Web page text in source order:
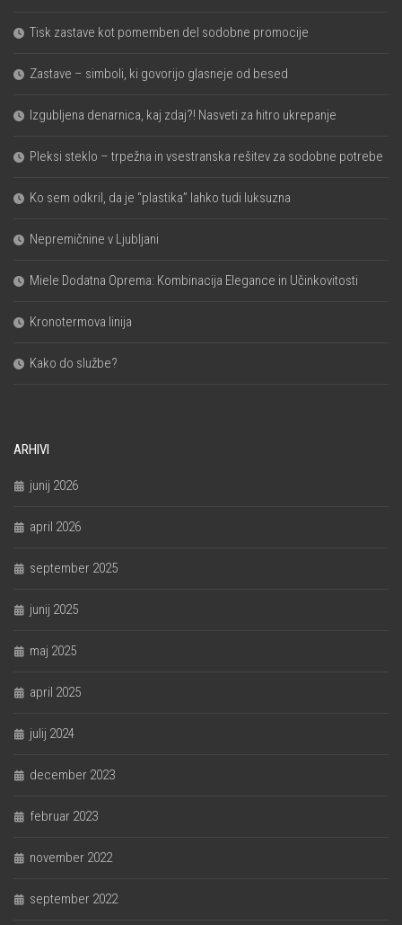
Tisk zastave kot pomemben del sodobne promocije
Zastave – simboli, ki govorijo glasneje od besed
Izgubljena denarnica, kaj zdaj?! Nasveti za hitro ukrepanje
Pleksi steklo – trpežna in vsestranska rešitev za sodobne potrebe
Ko sem odkril, da je “plastika” lahko tudi luksuzna
Nepremičnine v Ljubljani
Miele Dodatna Oprema: Kombinacija Elegance in Učinkovitosti
Kronotermova linija
Kako do službe?
ARHIVI
junij 2026
april 2026
september 2025
junij 2025
maj 2025
april 2025
julij 2024
december 2023
februar 2023
november 2022
september 2022